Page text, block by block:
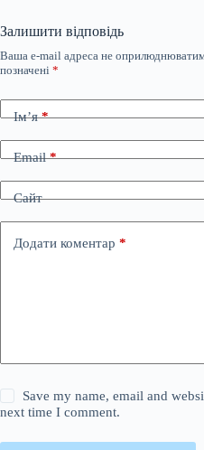
Залишити відповідь
Ваша e-mail адреса не
позначені *
Ім’я*
Email*
Сайт
Додати коментар *
Save my name, email and
next time I comment.